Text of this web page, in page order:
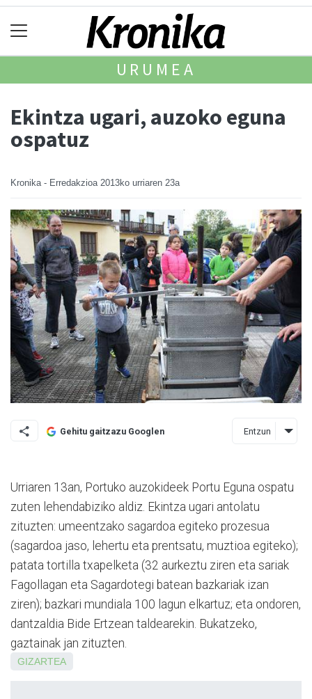
URUMEA
Ekintza ugari, auzoko eguna
ospatuz
Kronika - Erredakzioa 2013ko urriaren 23a
Gehitu gaitzazu Googlen Entzun
Urriaren 13an, Portuko auzokideek Portu Eguna ospatu
zuten lehendabiziko aldiz. Ekintza ugari antolatu
zituzten: umeentzako sagardoa egiteko prozesua
(sagardoa jaso, lehertu eta prentsatu, muztioa egiteko);
patata tortilla txapelketa (32 aurkeztu ziren eta sariak
Fagollagan eta Sagardotegi batean bazkariak izan
ziren); bazkari mundiala 100 lagun elkartuz; eta ondoren,
dantzaldia Bide Ertzean taldearekin. Bukatzeko,
gaztainak jan zituzten.
GIZARTEA